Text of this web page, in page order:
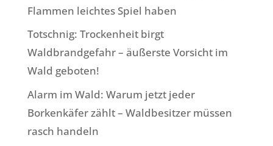
Flammen leichtes Spiel haben
Totschnig: Trockenheit birgt
Waldbrandgefahr – äußerste Vorsicht im
Wald geboten!
Alarm im Wald: Warum jetzt jeder
Borkenkäfer zählt – Waldbesitzer müssen
rasch handeln